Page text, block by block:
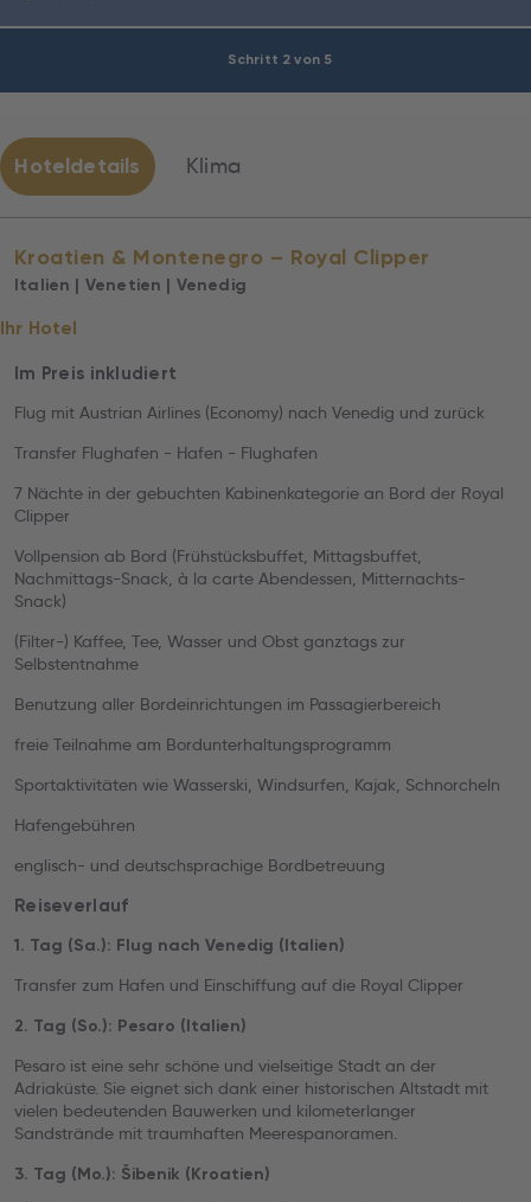
Schritt 2 von 5
Hoteldetails Klima
Kroatien & Montenegro – Royal Clipper
Italien | Venetien | Venedig
Ihr Hotel
Im Preis inkludiert
Flug mit Austrian Airlines (Economy) nach Venedig und zurück
Transfer Flughafen - Hafen - Flughafen
7 Nächte in der gebuchten Kabinenkategorie an Bord der Royal
Clipper
Vollpension ab Bord (Frühstücksbuffet, Mittagsbuffet,
Nachmittags-Snack, à la carte Abendessen, Mitternachts-
Snack)
(Filter-) Kaffee, Tee, Wasser und Obst ganztags zur
Selbstentnahme
Benutzung aller Bordeinrichtungen im Passagierbereich
freie Teilnahme am Bordunterhaltungsprogramm
Sportaktivitäten wie Wasserski, Windsurfen, Kajak, Schnorcheln
Hafengebühren
englisch- und deutschsprachige Bordbetreuung
Reiseverlauf
1. Tag (Sa.): Flug nach Venedig (Italien)
Transfer zum Hafen und Einschiffung auf die Royal Clipper
2. Tag (So.): Pesaro (Italien)
Pesaro ist eine sehr schöne und vielseitige Stadt an der
Adriaküste. Sie eignet sich dank einer historischen Altstadt mit
vielen bedeutenden Bauwerken und kilometerlanger
Sandstrände mit traumhaften Meerespanoramen.
3. Tag (Mo.): Šibenik (Kroatien)